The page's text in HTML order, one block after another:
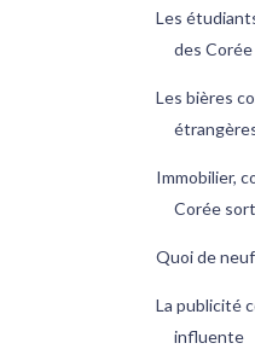
Les
des Corée
Les bières
Immobilier,
Corée
Quoi de
La publicité
influente